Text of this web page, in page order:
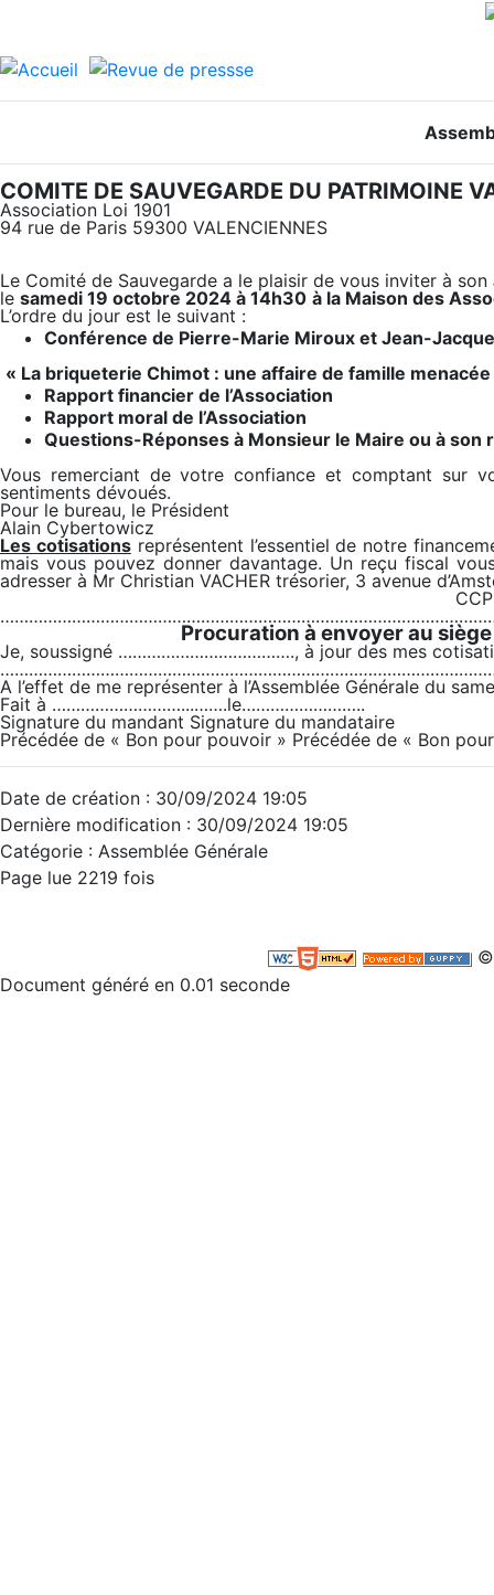
COMITE DE SAUVEGARDE DU PATRIMOINE
Association Loi 1901
94 rue de Paris 59300 VALENCIENNES
Le Comité de Sauvegarde a le plaisir de vous inviter à son
le samedi 19 octobre 2024 à 14h30 à la Maison des
L’ordre du jour est le suivant :
Conférence de Pierre-Marie Miroux et Jean-
« La briqueterie Chimot : une affaire de famille
Rapport financier de l’Association
Rapport moral de l’Association
Questions-Réponses à Monsieur le Maire ou à son
Vous remerciant de votre confiance et comptant sur
sentiments dévoués.
Pour le bureau, le Président
Alain Cybertowicz
Les cotisationsreprésentent l’essentiel de notre
mais vous pouvez donner davantage. Un reçu fiscal
adresser à Mr Christian VACHER trésorier, 3 avenue
Procuration à envoyer au siège
Je, soussigné ………………………………., à jour des mes
A l’effet de me représenter à l’Assemblée Générale du
Fait à ………………………...…….le……………………..
Signature du mandant Signature du mandataire
Précédée de « Bon pour pouvoir » Précédée de « Bon
Date de création : 30/09/2024 19:05
Dernière modification : 30/09/2024 19:05
Catégorie : Assemblée Générale
Page lue 2219 fois
©
Document généré en 0.01 seconde